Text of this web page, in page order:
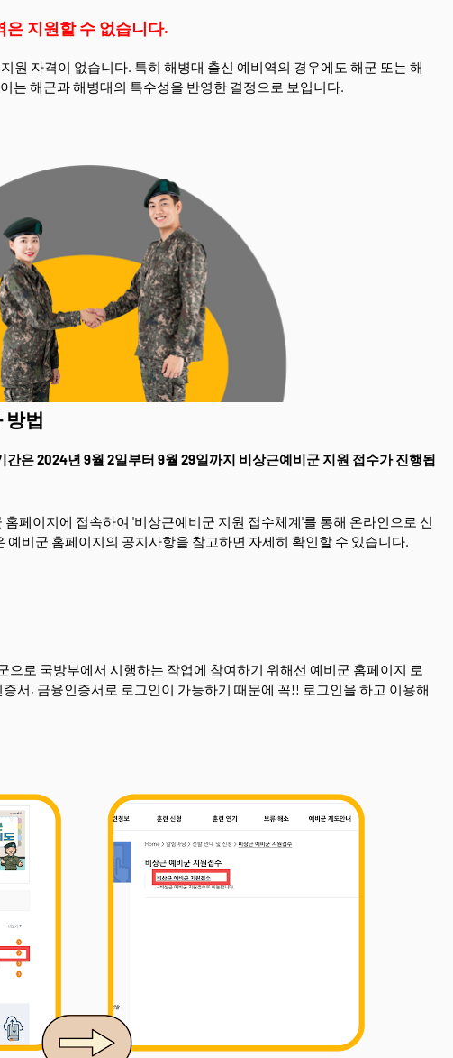
은 지원할 수 없습니다.
원 자격이 없습니다. 특히 해병대 출신 예비역의 경우에도 해군 또는 해
는 해군과 해병대의 특수성을 반영한 결정으로 보입니다.
방법
은 2024년 9월 2일부터 9월 29일까지 비상근예비군 지원 접수가 진행됩
페이지에 접속하여 '비상근예비군 지원 접수체계'를 통해 온라인으로 신
예비군 홈페이지의 공지사항을 참고하면 자세히 확인할 수 있습니다.
로 국방부에서 시행하는 작업에 참여하기 위해선 예비군 홈페이지 로
서, 금융인증서로 로그인이 가능하기 때문에 꼭!! 로그인을 하고 이용해